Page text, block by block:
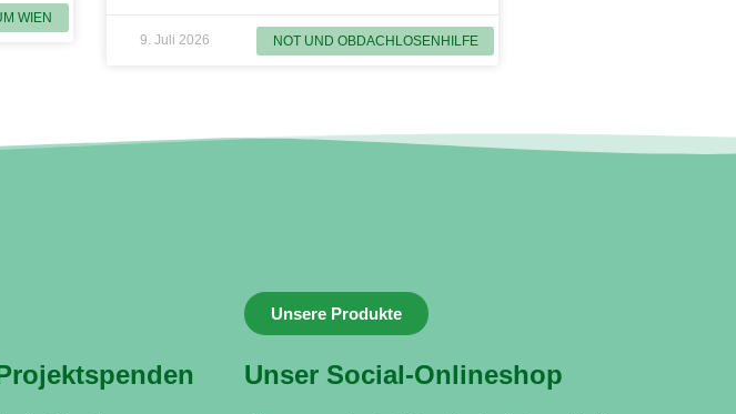
WIEN
NOT UND OBDACHLOSENHILFE
9. Juli 2026
Unsere Produkte
Unser Social-Onlineshop